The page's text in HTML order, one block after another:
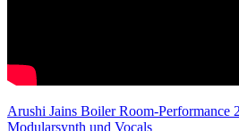
Arushi Jains Boiler Room-Performance
Modularsynth und Vocals